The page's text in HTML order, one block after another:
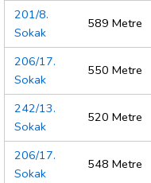
201/8.
Sokak
589 Metre
206/17.
Sokak
550 Metre
242/13.
Sokak
520 Metre
206/17.
Sokak
548 Metre